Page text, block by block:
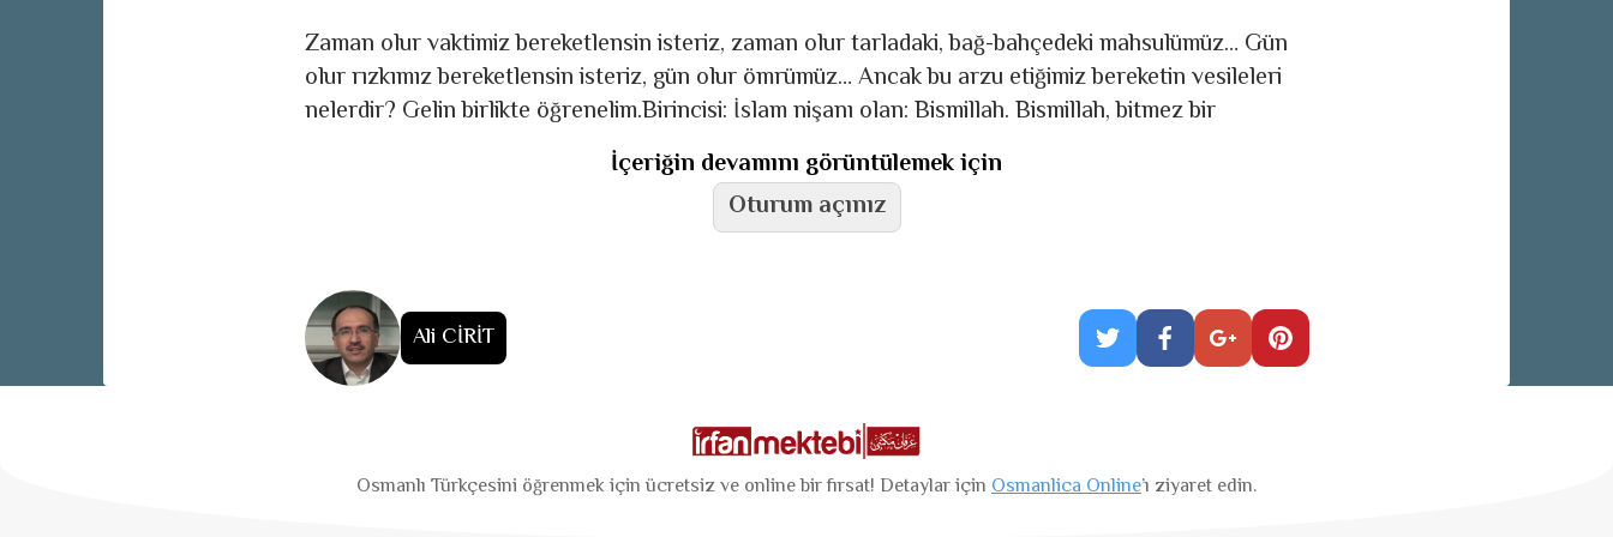
Zaman olur vaktimiz bereketlensin isteriz, zaman olur tarladaki, bağ-bahçedeki mahsulümüz… Gün
olur rızkımız bereketlensin isteriz, gün olur ömrümüz… Ancak bu arzu etiğimiz bereketin vesileleri
nelerdir? Gelin birlikte öğrenelim.Birincisi: İslam nişanı olan: Bismillah. Bismillah, bitmez bir
İçeriğin devamını görüntülemek için
Oturum açınız
Ali CİRİT
Osmanlı Türkçesini öğrenmek için ücretsiz ve online bir fırsat! Detaylar için Osmanlica Online’ı ziyaret edin.